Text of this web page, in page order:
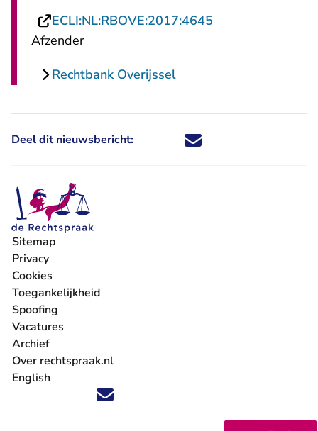
ECLI:NL:RBOVE:2017:4645
Afzender
Rechtbank Overijssel
Deel dit nieuwsbericht: Deel dit nieuwsbericht via X -
Deel dit nieuwsbericht via
Deel dit nieuwsbericht
Deel dit
Volg ons op X (Twitter) - U verlaat Rechtspraak.nl
Volg ons op Facebook - U verlaat Rechtspraak.nl
Volg ons op Instagram - U verlaat Rechtspraak.nl
Volg ons op Youtube - U verlaat Rechtspraak.nl
Volg ons op LinkedIn - U verlaat
'Blijf op de hoogte' nieuwsbrief - U verlaat
Sitemap
Privacy
Cookies
Toegankelijkheid
Spoofing
Vacatures
- U verlaat Rechtspraak.nl
Archief
Over rechtspraak.nl
English